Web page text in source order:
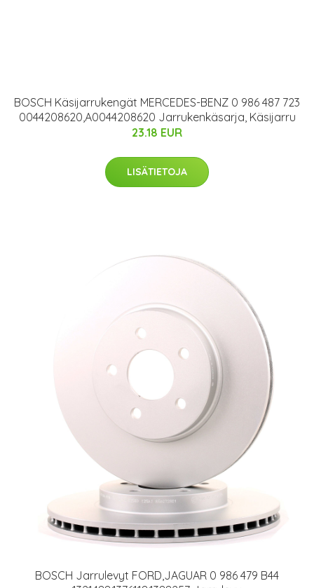
BOSCH Käsijarrukengät MERCEDES-BENZ 0 986 487 723
0044208620,A0044208620 Jarrukenkäsarja, Käsijarru
23.18 EUR
LISÄTIETOJA
BOSCH Jarrulevyt FORD,JAGUAR 0 986 479 B44